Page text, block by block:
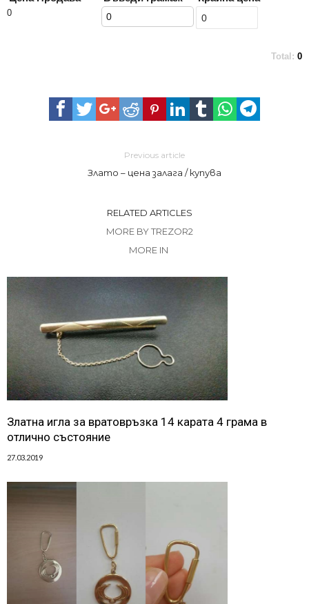
0
Total: 0
Previous article
Злато – цена залага / купува
RELATED ARTICLES
MORE BY TREZOR2
MORE IN
Златна игла за вратовръзка 14 карата 4 грама в
отлично състояние
27.03.2019